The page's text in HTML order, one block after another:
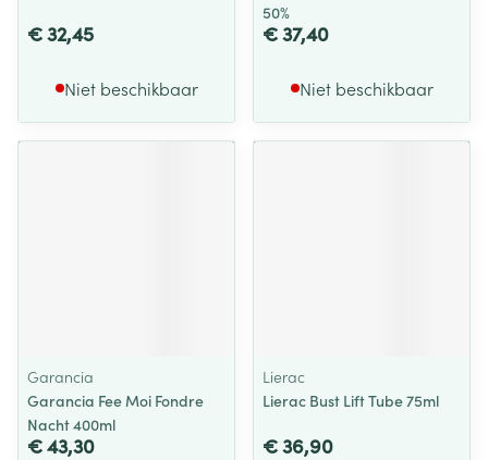
€ 32,45
Niet beschikbaar
50%
€ 37,40
Niet beschikbaar
Garancia
Garancia Fee Moi Fondre
Nacht 400ml
€ 43,30
Lierac
Lierac Bust Lift Tube 75ml
€ 36,90